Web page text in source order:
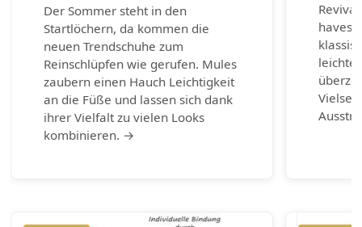
Der Sommer steht in den
Startlöchern, da kommen die
neuen Trendschuhe zum
Reinschlüpfen wie gerufen. Mules
zaubern einen Hauch Leichtigkeit
an die Füße und lassen sich dank
ihrer Vielfalt zu vielen Looks
kombinieren. →
haves